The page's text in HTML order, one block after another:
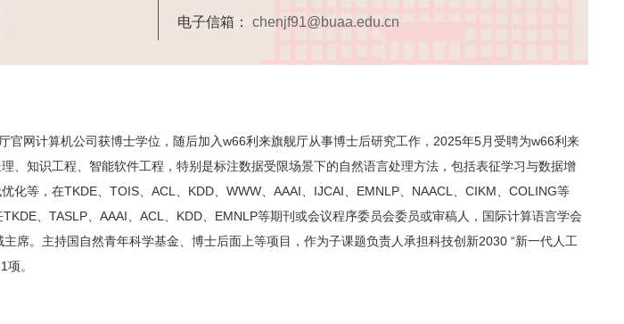
电子信箱： chenjf91@buaa.edu.cn
网计算机公司获博士学位，随后加入w66利来旗舰厅从事博士后研究工作，2025年5月受聘为w66利来
、知识工程、智能软件工程，特别是标注数据受限场景下的自然语言处理方法，包括表征学习与数据增
化等，在TKDE、TOIS、ACL、KDD、WWW、AAAI、IJCAI、EMNLP、NAACL、CIKM、COLING等
、TASLP、AAAI、ACL、KDD、EMNLP等期刊或会议程序委员会委员或审稿人，国际计算语言学会
席。主持国自然青年科学基金、博士后面上等项目，作为子课题负责人承担科技创新2030 “新一代人工
。